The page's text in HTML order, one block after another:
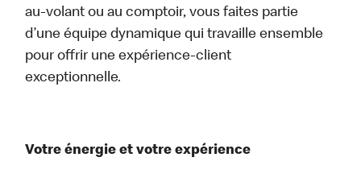
au-volant ou au comptoir, vous faites partie
d’une équipe dynamique qui travaille ensemble
pour offrir une expérience-client
exceptionnelle.
Votre énergie et votre expérience